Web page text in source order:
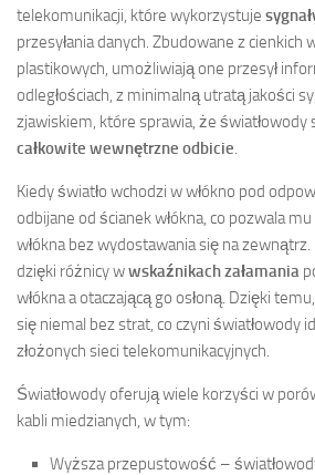
telekomunikacji, które wykorzystuje
przesyłania danych. Zbudowane z cienkich
plastikowych, umożliwiają one przesył
odległościach, z minimalną utratą jakości
zjawiskiem, które sprawia, że
całkowite wewnętrzne odbicie.
Kiedy światło wchodzi w włókno pod
odbijane od ścianek włókna, co pozwala
włókna bez wydostawania się na
dzięki różnicy wwskaźnikach załamania
włókna a otaczającą go osłoną. Dzięki
się niemal bez strat, co czyni światłowody
złożonych sieci telekomunikacyjnych.
Światłowody oferują wiele korzyści w
kabli miedzianych, w tym:
Wyższa przepustowość –